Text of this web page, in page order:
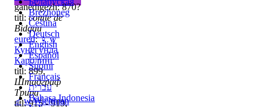
ganedigezh: 870?
titl: comte de
Bidgau
eured:♀ w
Кунегунда
Каролинг
titl: 899,
Штадграф
Трира
titl: 915 - 919,
♂ w Wichman
Brezhoneg
Čeština
Deutsch
English
Español
Suomi
Français
עברית
Bahasa Indonesia